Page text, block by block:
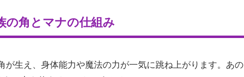
の角とマナの仕組み
が生え、身体能力や魔法の力が一気に跳ね上がります。あの